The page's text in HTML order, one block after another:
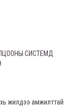
СИСТЕМД
жилдээ амжилттай